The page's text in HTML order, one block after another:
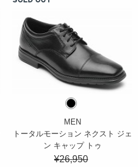
MEN
トータルモーション ネクスト ジェ
ン キャップ トゥ
¥26,950